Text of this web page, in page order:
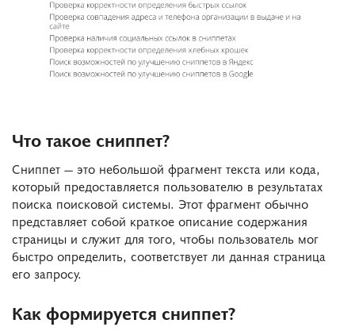
Что такое сниппет?
Сниппет — это небольшой фрагмент текста или кода,
который предоставляется пользователю в результатах
поиска поисковой системы. Этот фрагмент обычно
представляет собой краткое описание содержания
страницы и служит для того, чтобы пользователь мог
быстро определить, соответствует ли данная страница
его запросу.
Как формируется сниппет?